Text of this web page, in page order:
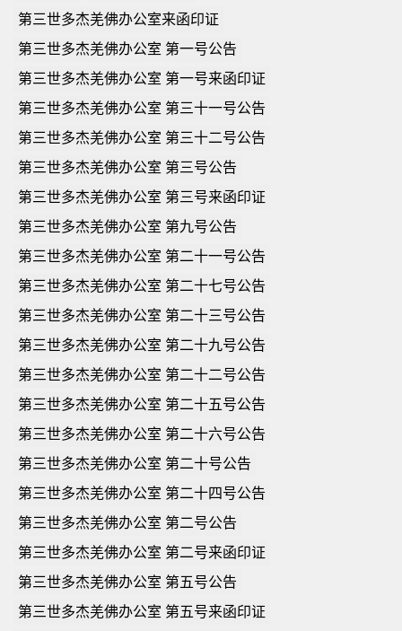
第三世多杰羌佛办公室来函印证
第三世多杰羌佛办公室 第一号公告
第三世多杰羌佛办公室 第一号来函印证
第三世多杰羌佛办公室 第三十一号公告
第三世多杰羌佛办公室 第三十二号公告
第三世多杰羌佛办公室 第三号公告
第三世多杰羌佛办公室 第三号来函印证
第三世多杰羌佛办公室 第九号公告
第三世多杰羌佛办公室 第二十一号公告
第三世多杰羌佛办公室 第二十七号公告
第三世多杰羌佛办公室 第二十三号公告
第三世多杰羌佛办公室 第二十九号公告
第三世多杰羌佛办公室 第二十二号公告
第三世多杰羌佛办公室 第二十五号公告
第三世多杰羌佛办公室 第二十六号公告
第三世多杰羌佛办公室 第二十号公告
第三世多杰羌佛办公室 第二十四号公告
第三世多杰羌佛办公室 第二号公告
第三世多杰羌佛办公室 第二号来函印证
第三世多杰羌佛办公室 第五号公告
第三世多杰羌佛办公室 第五号来函印证